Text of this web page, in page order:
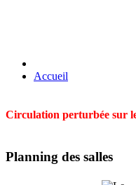
Accueil
Circulation perturbée sur
Planning des salles